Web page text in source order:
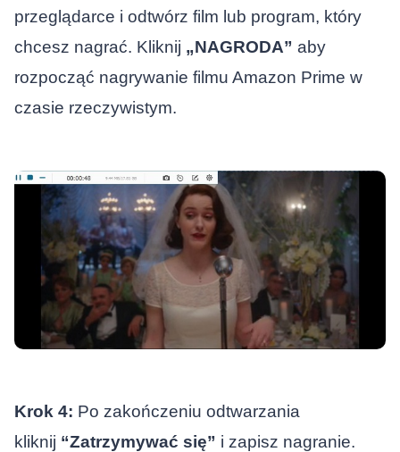
przeglądarce i odtwórz film lub program, który
chcesz nagrać. Kliknij „NAGRODA” aby
rozpocząć nagrywanie filmu Amazon Prime w
czasie rzeczywistym.
Krok 4: Po zakończeniu odtwarzania
kliknij “Zatrzymywać się” i zapisz nagranie.